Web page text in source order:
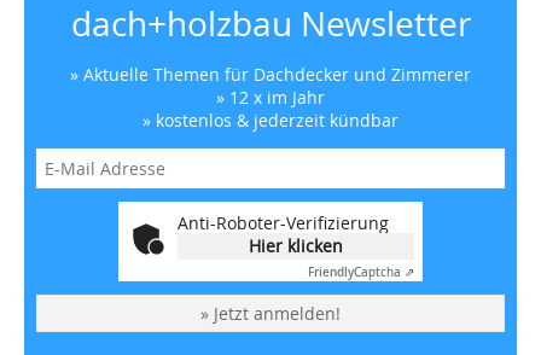
dach+holzbau Newsletter
» Aktuelle Themen für Dachdecker und Zimmerer
» 12 x im Jahr
» kostenlos & jederzeit kündbar
Anti-Roboter-Verifizierung
Hier klicken
FriendlyCaptcha ⇗
» Jetzt anmelden!